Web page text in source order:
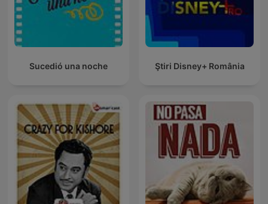
Sucedió una noche Ştiri Disney+ România